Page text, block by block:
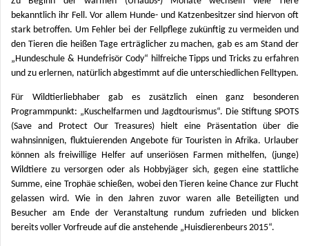
bekanntlich ihr Fell. Vor allem Hunde- und Katzenbesitzer sind hiervon oft
stark betroffen. Um Fehler bei der Fellpflege zukünftig zu vermeiden und
den Tieren die heißen Tage erträglicher zu machen, gab es am Stand der
„Hundeschule & Hundefrisör Cody“ hilfreiche Tipps und Tricks zu erfahren
und zu erlernen, natürlich abgestimmt auf die unterschiedlichen Felltypen.
Für Wildtierliebhaber gab es zusätzlich einen ganz besonderen
Programmpunkt: „Kuschelfarmen und Jagdtourismus“. Die Stiftung SPOTS
(Save and Protect Our Treasures) hielt eine Präsentation über die
wahnsinnigen, fluktuierenden Angebote für Touristen in Afrika. Urlauber
können als freiwillige Helfer auf unseriösen Farmen mithelfen, (junge)
Wildtiere zu versorgen oder als Hobbyjäger sich, gegen eine stattliche
Summe, eine Trophäe schießen, wobei den Tieren keine Chance zur Flucht
gelassen wird. Wie in den Jahren zuvor waren alle Beteiligten und
Besucher am Ende der Veranstaltung rundum zufrieden und blicken
bereits voller Vorfreude auf die anstehende „Huisdierenbeurs 2015“.